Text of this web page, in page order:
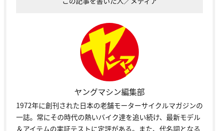
ヤングマシン編集部
1972年に創刊された日本の老舗モーターサイクルマガジンの
一誌。常にその時代の熱いバイク達を追い続け、最新モデル
＆アイテムの実証テストに定評がある。また、代名詞となる